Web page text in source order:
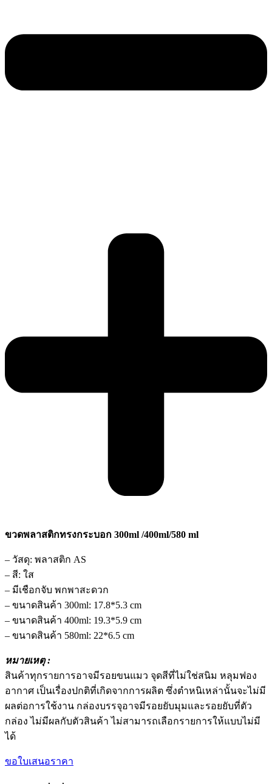
ขวดพลาสติกทรงกระบอก 300ml /400ml/580 ml
– วัสดุ: พลาสติก AS
– สี: ใส
– มีเชือกจับ พกพาสะดวก
– ขนาดสินค้า 300ml: 17.8*5.3 cm
– ขนาดสินค้า 400ml: 19.3*5.9 cm
– ขนาดสินค้า 580ml: 22*6.5 cm
หมายเหตุ :
สินค้าทุกรายการอาจมีรอยขนแมว จุดสีที่ไม่ใช่สนิม หลุมฟอง
อากาศ เป็นเรื่องปกติที่เกิดจากการผลิต ซึ่งตำหนิเหล่านั้นจะไม่มี
ผลต่อการใช้งาน กล่องบรรจุอาจมีรอยยับมุมและรอยยับที่ตัว
กล่อง ไม่มีผลกับตัวสินค้า ไม่สามารถเลือกรายการให้แบบไม่มี
ได้
ขอใบเสนอราคา